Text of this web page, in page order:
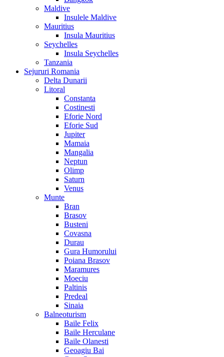
Maldive
Insulele Maldive
Mauritius
Insula Mauritius
Seychelles
Insula Seychelles
Tanzania
Sejururi Romania
Delta Dunarii
Litoral
Constanta
Costinesti
Eforie Nord
Eforie Sud
Jupiter
Mamaia
Mangalia
Neptun
Olimp
Saturn
Venus
Munte
Bran
Brasov
Busteni
Covasna
Durau
Gura Humorului
Poiana Brasov
Maramures
Moeciu
Paltinis
Predeal
Sinaia
Balneoturism
Baile Felix
Baile Herculane
Baile Olanesti
Geoagiu Bai